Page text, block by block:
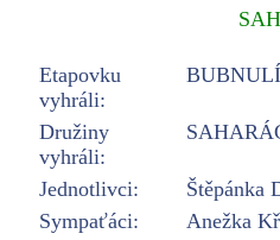
Etapovku
vyhráli:
Družiny
vyhráli:
Jednotlivci:
Štěpánka
Sympaťáci:
Anežka